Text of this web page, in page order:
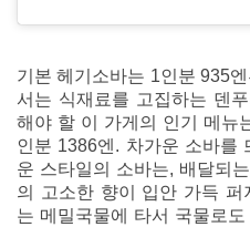
기본 헤기소바는 1인분 935
서는 식재료를 고집하는 덴
해야 할 이 가게의 인기 메뉴
인분 1386엔. 차가운 소바를
운 스타일의 소바는, 배달되
의 고소한 향이 입안 가득 퍼
는 메밀국물에 타서 국물로